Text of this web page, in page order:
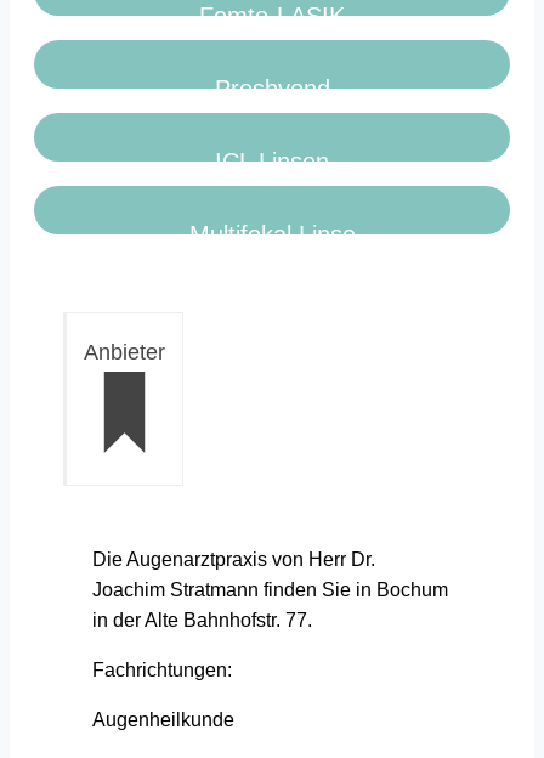
Femto-LASIK
Presbyond
ICL Linsen
Multifokal Linse
Anbieter
Die Augenarztpraxis von Herr Dr.
Joachim Stratmann finden Sie in Bochum
in der Alte Bahnhofstr. 77.
Fachrichtungen:
Augenheilkunde